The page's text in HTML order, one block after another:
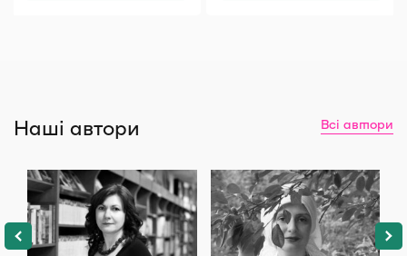
Наші автори Всі автори